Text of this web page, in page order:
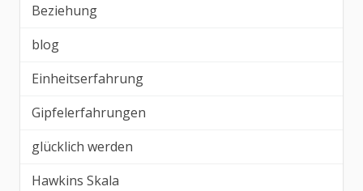
Beziehung
blog
Einheitserfahrung
Gipfelerfahrungen
glücklich werden
Hawkins Skala